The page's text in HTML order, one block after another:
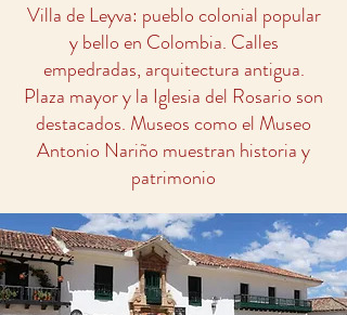
Villa de Leyva: pueblo colonial popular
y bello en Colombia. Calles
empedradas, arquitectura antigua.
Plaza mayor y la Iglesia del Rosario son
destacados. Museos como el Museo
Antonio Nariño muestran historia y
patrimonio